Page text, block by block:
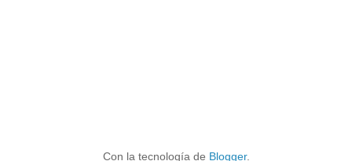
Con la tecnología de Blogger.